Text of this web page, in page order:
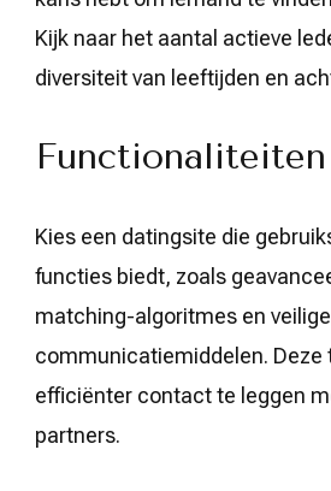
Kijk naar het aantal actieve
diversiteit van leeftijden en
Functionaliteiten
Kies een datingsite die
functies biedt, zoals
matching-algoritmes en veilige
communicatiemiddelen. Deze
efficiënter contact te leggen
partners.